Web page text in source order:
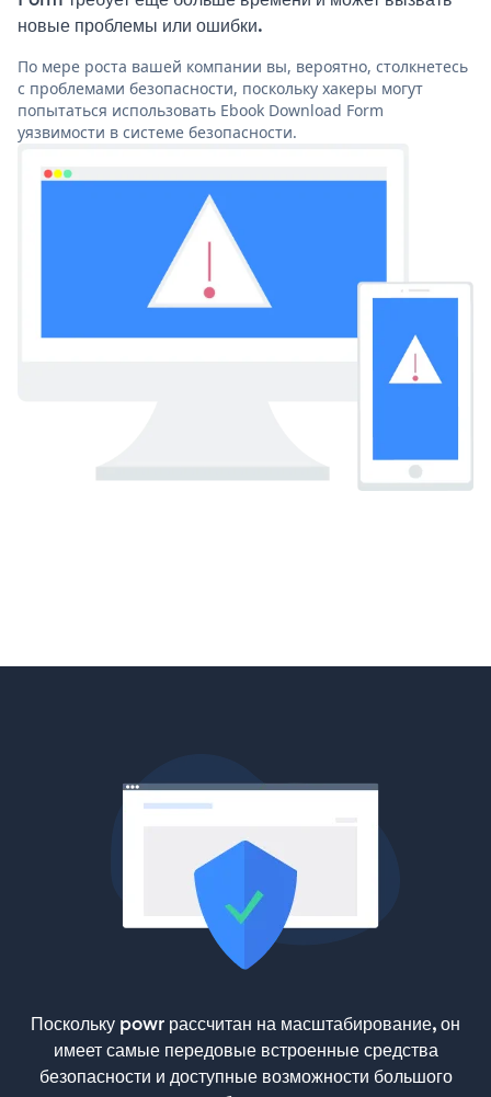
новые проблемы или ошибки.
По мере роста вашей компании вы, вероятно, столкнетесь
с проблемами безопасности, поскольку хакеры могут
попытаться использовать Ebook Download Form
уязвимости в системе безопасности.
Поскольку powr рассчитан на масштабирование, он
имеет самые передовые встроенные средства
безопасности и доступные возможности большого